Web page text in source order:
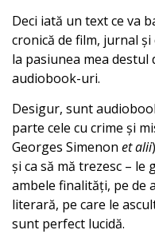
Deci iată un text ce va
cronică de film, jurnal
la pasiunea mea
audiobook-uri.
Desigur, sunt
parte cele cu crime și
Georges Simenon et alii
și ca să mă trezesc –
ambele finalități, pe de
literară, pe care le
sunt perfect lucidă.